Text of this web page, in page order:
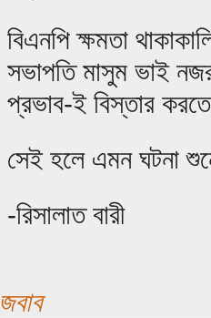
বিএনপি ক্ষমতা
সভাপতি মাসুম ভাই
প্রভাব-ই বিস্তার
সেই হলে এমন ঘটনা
-রিসালাত বারী
জবাব